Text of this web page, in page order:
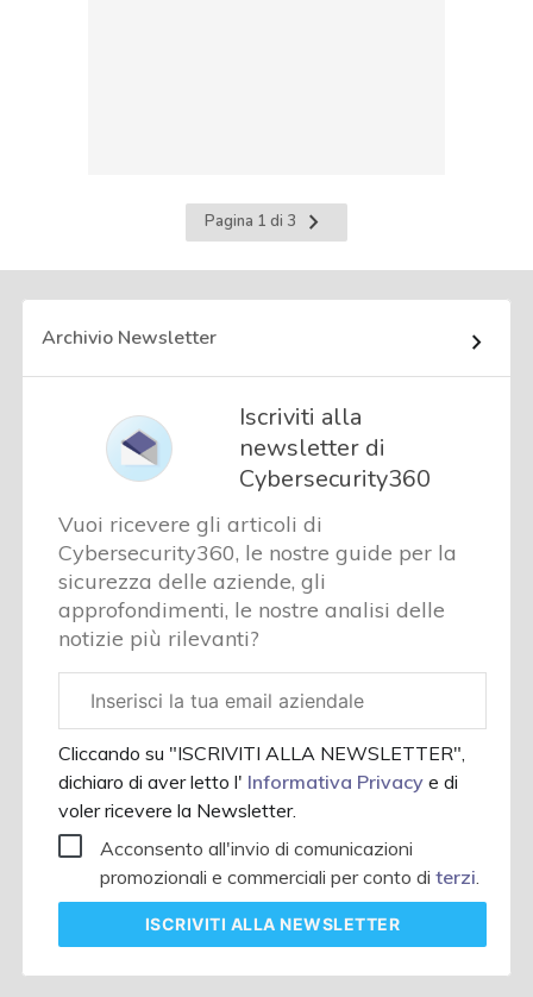
Pagina 1 di 3
Pagina
successiva
Archivio Newsletter
Iscriviti alla
newsletter di
Cybersecurity360
Vuoi ricevere gli articoli di
Cybersecurity360, le nostre guide per la
sicurezza delle aziende, gli
approfondimenti, le nostre analisi delle
notizie più rilevanti?
aziendale
Cliccando su "ISCRIVITI ALLA NEWSLETTER",
dichiaro di aver letto l' Informativa Privacye di
voler ricevere la Newsletter.
Acconsento all'invio di comunicazioni
promozionali e commerciali per conto diterzi
ISCRIVITI ALLA NEWSLETTER